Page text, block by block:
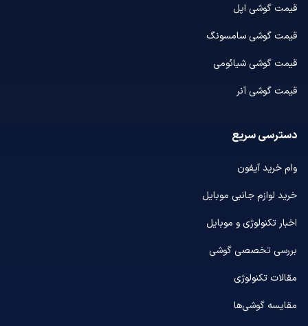
قیمت گوشی اپل
قیمت گوشی سامسونگ
قیمت گوشی شیائومی
قیمت گوشی آنر
دسترسی سریع
وام خرید آیفون
خرید لوازم جانبی موبایل
اخبار تکنولوژی و موبایل
بررسی تخصصی گوشی
مقالات تکنولوژی
مقایسه گوشی‌ها